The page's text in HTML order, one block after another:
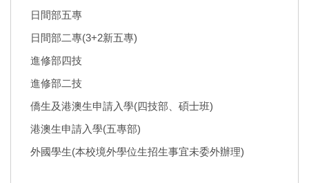
日間部五專
日間部二專(3+2新五專)
進修部四技
進修部二技
僑生及港澳生申請入學(四技部、碩士班)
港澳生申請入學(五專部)
外國學生(本校境外學位生招生事宜未委外辦理)